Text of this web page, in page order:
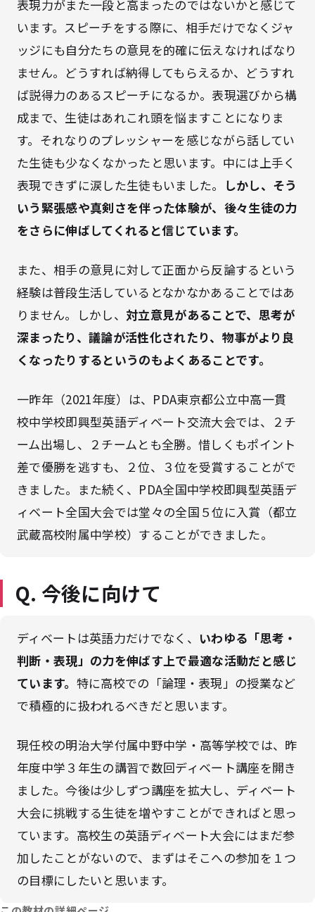
表現力がまた一段と高まったのではないかと感じて
います。スピーチをする際に、相手だけでなくジャ
ッジにも自分たちの意見を的確に伝えなければなり
ません。どうすれば納得してもらえるか、どうすれ
ば説得力のあるスピーチになるか。表現選びから構
成まで、生徒はあれこれ頭を悩ますことになりま
す。それなりのプレッシャーを感じながら話してい
た生徒も少なくなかったと思います。中には上手く
表現できずに涙した生徒もいました。 しかし、そう
いう緊張感や真剣さを伴った体験が、後々生徒の力
をさらに伸ばしてくれると信じています。
また、相手の意見に対して正面から反論するという
経験は普段生活しているとなかなかあることではあ
りません。しかし、 対立意見があることで、思考が
深まったり、議論が活性化されたり、物事がより良
くなったりするというのもよくあることです。
一昨年（2021年度）は、PDA東京都公立中高一貫
校中学校即興型英語ディベート交流大会では、２チ
ーム出場し、２チームとも全勝。惜しくもポイント
差で優勝を逃すも、２位、３位を受賞することがで
きました。また続く、PDA全国中学校即興型英語デ
ィベート全国大会では堂々の全国５位に入賞（都立
武蔵高校附属中学校）することができました。
Q. 今後に向けて
ディベートは英語力だけでなく、 いわゆる「思考・
判断・表現」の力を伸ばす上で最適な活動だと感じ
ています。 特に高校での「論理・表現」の授業など
で積極的に扱われるべきだと思います。
現任校の明治大学付属中野中学・高等学校では、昨
年度中学３年生の講習で数回ディベート講座を開き
ました。今後は少しずつ講座を拡大し、ディベート
大会に挑戦する生徒を増やすことができればと思っ
ています。高校生の英語ディベート大会にはまだ参
加したことがないので、まずはそこへの参加を１つ
の目標にしたいと思います。